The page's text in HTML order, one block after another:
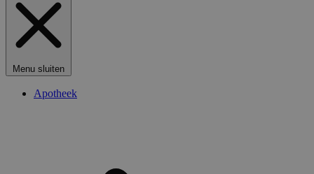
Menu sluiten
Apotheek